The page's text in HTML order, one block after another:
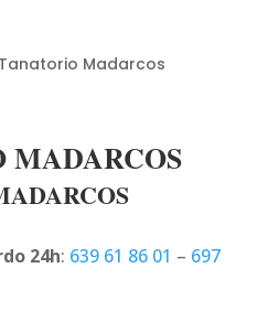
Madarcos
MADARCOS
24h: 639 61 86 01 – 697